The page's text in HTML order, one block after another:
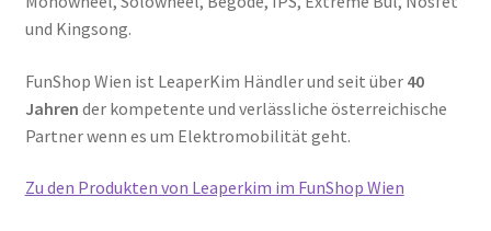
und Kingsong.
FunShop Wien ist LeaperKim Händler und seit über 40
Jahren der kompetente und verlässliche österreichische
Partner wenn es um Elektromobilität geht.
Zu den Produkten von Leaperkim im FunShop Wien